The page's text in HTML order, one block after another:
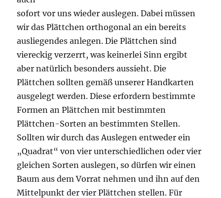
sofort vor uns wieder auslegen. Dabei müssen
wir das Plättchen orthogonal an ein bereits
ausliegendes anlegen. Die Plättchen sind
viereckig verzerrt, was keinerlei Sinn ergibt
aber natürlich besonders aussieht. Die
Plättchen sollten gemäß unserer Handkarten
ausgelegt werden. Diese erfordern bestimmte
Formen an Plättchen mit bestimmten
Plättchen-Sorten an bestimmten Stellen.
Sollten wir durch das Auslegen entweder ein
„Quadrat“ von vier unterschiedlichen oder vier
gleichen Sorten auslegen, so dürfen wir einen
Baum aus dem Vorrat nehmen und ihn auf den
Mittelpunkt der vier Plättchen stellen. Für